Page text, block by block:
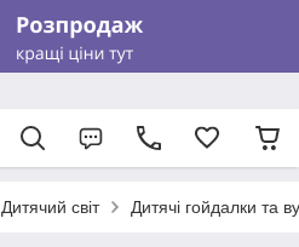
Дитячий світ Дитячі гойдалки та